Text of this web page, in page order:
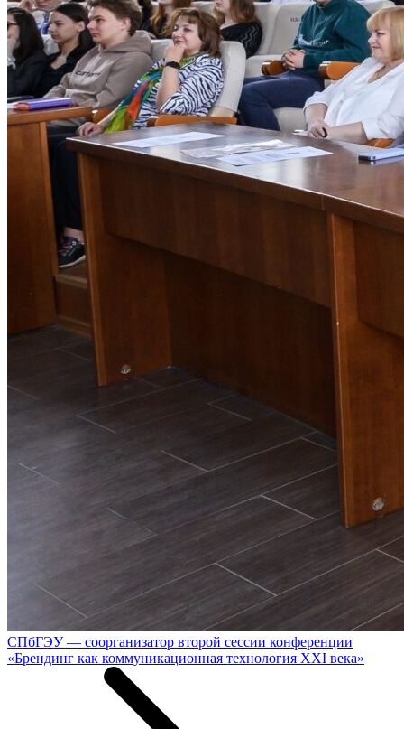
СПбГЭУ — соорганизатор второй сессии конференции
«Брендинг как коммуникационная технология XXI века»